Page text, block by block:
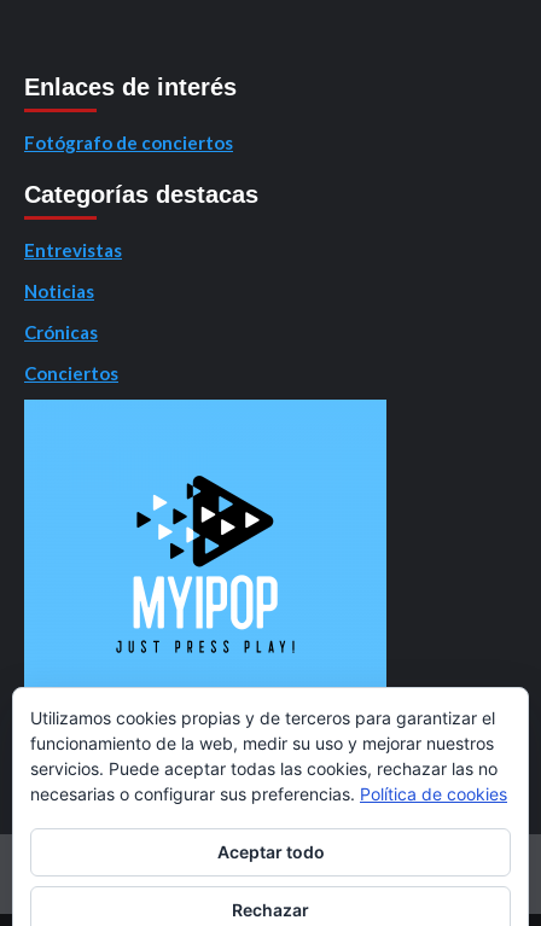
Enlaces de interés
Fotógrafo de conciertos
Categorías destacas
Entrevistas
Noticias
Crónicas
Conciertos
TwitterInstagramFacebookYouTube
Utilizamos cookies propias y de terceros para garantizar el
funcionamiento de la web, medir su uso y mejorar nuestros
servicios. Puede aceptar todas las cookies, rechazar las no
necesarias o configurar sus preferencias. Política de cookies
Aceptar todo
Rechazar